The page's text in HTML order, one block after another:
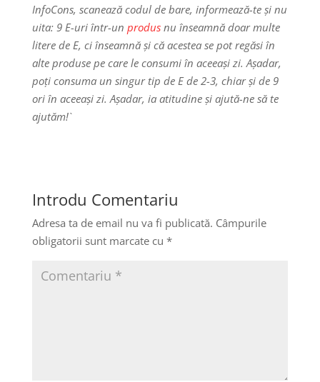
InfoCons, scanează codul de bare, informează-te și nu
uita: 9 E-uri într-un produsnu înseamnă doar multe
litere de E, ci înseamnă și că acestea se pot regăsi în
alte produse pe care le consumi în aceeași zi. Așadar,
poți consuma un singur tip de E de 2-3, chiar și de 9
ori în aceeași zi. Așadar, ia atitudine și ajută-ne să te
ajutăm!`
Introdu Comentariu
Adresa ta de email nu va fi publicată. Câmpurile
obligatorii sunt marcate cu *